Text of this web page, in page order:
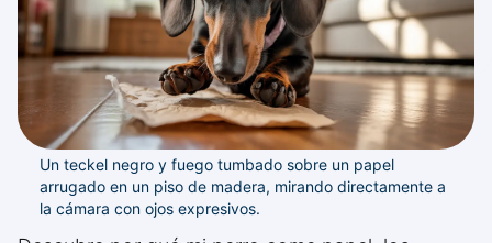
Un teckel negro y fuego tumbado sobre un papel
arrugado en un piso de madera, mirando directamente a
la cámara con ojos expresivos.